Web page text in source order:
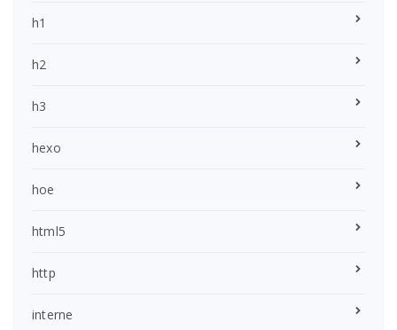
h1
h2
h3
hexo
hoe
html5
http
interne